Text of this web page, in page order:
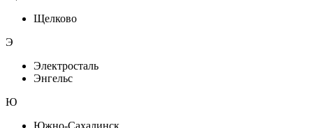
Щелково
Э
Электросталь
Энгельс
Ю
Южно-Сахалинск